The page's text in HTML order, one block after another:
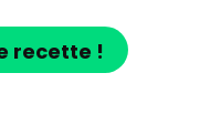
recette !